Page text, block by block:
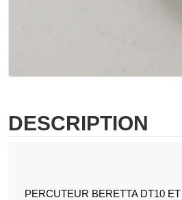
DESCRIPTION
PERCUTEUR BERETTA DT10